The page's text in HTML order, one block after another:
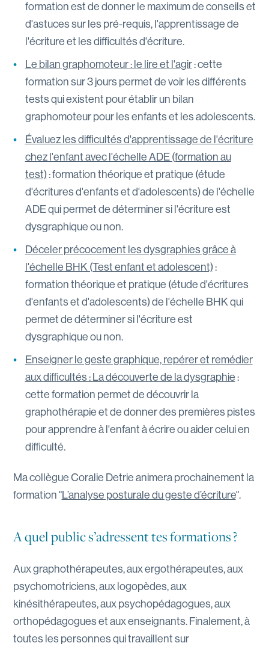
formation est de donner le maximum de conseils et
d'astuces sur les pré-requis, l'apprentissage de
l'écriture et les difficultés d'écriture.
Le bilan graphomoteur : le lire et l'agir: cette
formation sur 3 jours permet de voir les différents
tests qui existent pour établir un bilan
graphomoteur pour les enfants et les adolescents.
Évaluez les difficultés d'apprentissage de l'écriture
chez l'enfant avec l'échelle ADE (formation au
test): formation théorique et pratique (étude
d'écritures d'enfants et d'adolescents) de l'échelle
ADE qui permet de déterminer si l'écriture est
dysgraphique ou non.
Déceler précocement les dysgraphies grâce à
l'échelle BHK (Test enfant et adolescent):
formation théorique et pratique (étude d'écritures
d'enfants et d'adolescents) de l'échelle BHK qui
permet de déterminer si l'écriture est
dysgraphique ou non.
Enseigner le geste graphique, repérer et remédier
aux difficultés : La découverte de la dysgraphie :
cette formation permet de découvrir la
graphothérapie et de donner des premières pistes
pour apprendre à l'enfant à écrire ou aider celui en
difficulté.
Ma collègue Coralie Detrie animera prochainement la
formation "L’analyse posturale du geste d’écriture".
A quel public s’adressent tes formations ?
Aux graphothérapeutes, aux ergothérapeutes, aux
psychomotriciens, aux logopèdes, aux
kinésithérapeutes, aux psychopédagogues, aux
orthopédagogues et aux enseignants. Finalement, à
toutes les personnes qui travaillent sur